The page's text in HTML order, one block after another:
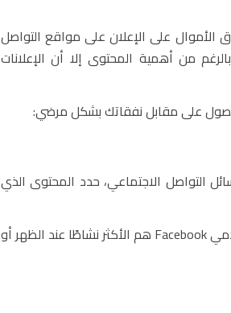
الأموال على الإعلان على مواقع التواصل
من أهمية المحتوى إلا أن الإعلانات
على مقابل نفقاتك بشكل مرضي:
التواصل الاجتماعي، حدد المحتوى الذي
على سبيل المثال فإن مستخدمي LinkedIn هم الأكثر نشاطًا بعد وقت العمل، في حين أن مستخدمي Facebook هم الأكثر نشاطًا عند الظهر أو